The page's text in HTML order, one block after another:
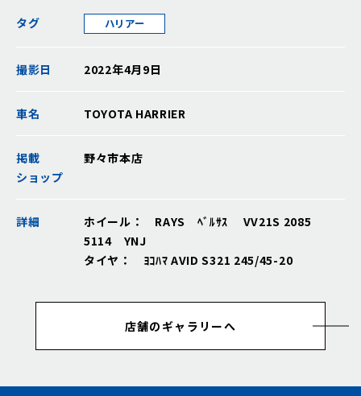
タグ ハリアー
撮影日 2022年4月9日
車名 TOYOTA HARRIER
掲載
ショップ
野々市本店
詳細
ホイール： RAYS ﾍﾞﾙｻｽ VV21S 2085
5114 YNJ
タイヤ： ﾖｺﾊﾏ AVID S321 245/45-20
店舗のギャラリーへ